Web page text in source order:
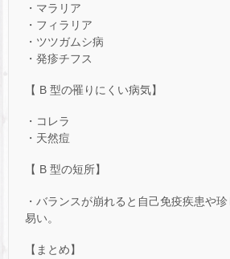
・マラリア
・フィラリア
・ツツガムシ病
・発疹チフス
【 B 型の罹りにくい病気】
・コレラ
・天然痘
【 B 型の短所】
・バランスが崩れると自己免疫疾患や
易い。
【まとめ】